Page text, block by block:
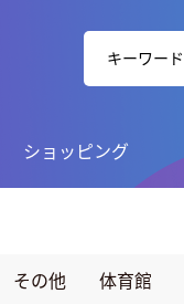
ショッピング
その他 体育館